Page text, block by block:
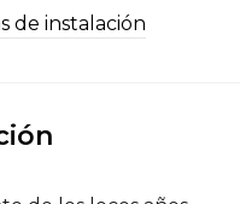
de instalación